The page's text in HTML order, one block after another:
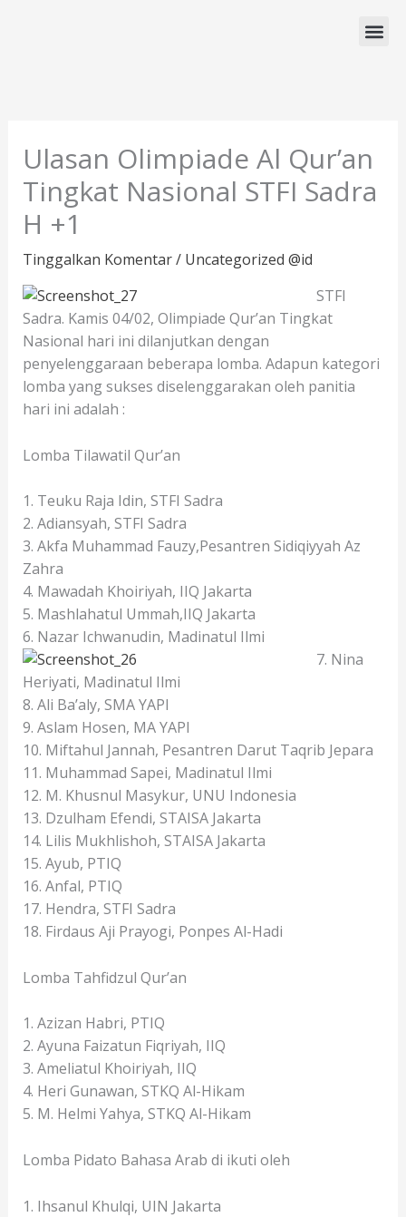
Ulasan Olimpiade Al Qur’an
Tingkat Nasional STFI Sadra
H +1
Tinggalkan Komentar/ Uncategorized @id
STFI
Sadra. Kamis 04/02, Olimpiade Qur’an Tingkat
Nasional hari ini dilanjutkan dengan
penyelenggaraan beberapa lomba. Adapun kategori
lomba yang sukses diselenggarakan oleh panitia
hari ini adalah :
Lomba Tilawatil Qur’an
1. Teuku Raja Idin, STFI Sadra
2. Adiansyah, STFI Sadra
3. Akfa Muhammad Fauzy,Pesantren Sidiqiyyah Az
Zahra
4. Mawadah Khoiriyah, IIQ Jakarta
5. Mashlahatul Ummah,IIQ Jakarta
6. Nazar Ichwanudin, Madinatul Ilmi
7. Nina
Heriyati, Madinatul Ilmi
8. Ali Ba’aly, SMA YAPI
9. Aslam Hosen, MA YAPI
10. Miftahul Jannah, Pesantren Darut Taqrib Jepara
11. Muhammad Sapei, Madinatul Ilmi
12. M. Khusnul Masykur, UNU Indonesia
13. Dzulham Efendi, STAISA Jakarta
14. Lilis Mukhlishoh, STAISA Jakarta
15. Ayub, PTIQ
16. Anfal, PTIQ
17. Hendra, STFI Sadra
18. Firdaus Aji Prayogi, Ponpes Al-Hadi
Lomba Tahfidzul Qur’an
1. Azizan Habri, PTIQ
2. Ayuna Faizatun Fiqriyah, IIQ
3. Ameliatul Khoiriyah, IIQ
4. Heri Gunawan, STKQ Al-Hikam
5. M. Helmi Yahya, STKQ Al-Hikam
Lomba Pidato Bahasa Arab di ikuti oleh
1. Ihsanul Khulqi, UIN Jakarta